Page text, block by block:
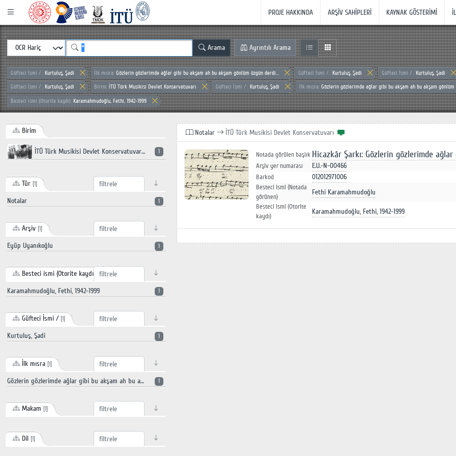
PROJE HAKKINDA ARŞİV SAHİPLERİ KAYNAK GÖSTERİMİ
Arama Ayrıntılı Arama
Güfteci İsmi / : Kurtuluş, Şadi İlk mısra: Gözlerin gözlerimde ağlar gibi bu akşam ah bu akşam gönlüm üzgün derdi... Güfteci İsmi / : Kurtuluş, Şadi Güfteci İsmi / : Kurtuluş, Şadi
Güfteci İsmi / : Kurtuluş, Şadi Birim: İTÜ Türk Musikisi Devlet Konservatuvarı Güfteci İsmi / : Kurtuluş, Şadi İlk mısra: Gözlerin gözlerimde ağlar gibi bu akşam ah bu akşam gönlüm
Besteci ismi (Otorite kaydı): Karamahmudoğlu, Fethi, 1942-1999
Birim
İTÜ Türk Musikisi Devlet Konservatuvarı 1
Tür [1]
Notalar 1
Arşiv [1]
Eyüp Uyanıkoğlu 1
Besteci ismi (Otorite kaydı) [1]
Karamahmudoğlu, Fethi, 1942-1999 1
Güfteci İsmi / [1]
Kurtuluş, Şadi 1
İlk mısra [1]
Gözlerin gözlerimde ağlar gibi bu akşam ah bu akşam gönlüm üzgün derdim çok sensiz bil ki bu akşam 1
Makam [1]
Dil [1]
Notalar İTÜ Türk Musikisi Devlet Konservatuvarı
Notada görülen başlık Hicazkâr Şarkı: Gözlerin gözlerimde ağlar
Arşiv yer numarası E.U.-N-00466
Barkod 012012971006
Besteci ismi (Notada
görünen)
Fethi Karamahmudoğlu
Besteci ismi (Otorite
kaydı)
Karamahmudoğlu, Fethi, 1942-1999